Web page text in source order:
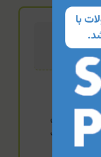
لک، به دنبال
حساسیت